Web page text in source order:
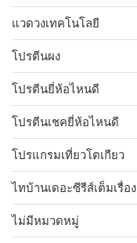
แวดวงเทคโนโลยี
โปรตีนผง
โปรตีนยี่ห้อไหนดี
โปรตีนเชคยี่ห้อไหนดี
โปรแกรมเที่ยวโตเกียว
ไทบ้านเดอะซีรีส์เต็มเรื่อง
ไม่มีหมวดหมู่